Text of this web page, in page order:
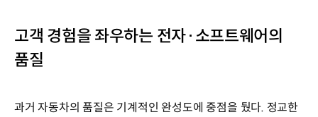
고객 경험을 좌우하는 전자·소프트웨어의
품질
과거 자동차의 품질은 기계적인 완성도에 중점을 뒀다. 정교한